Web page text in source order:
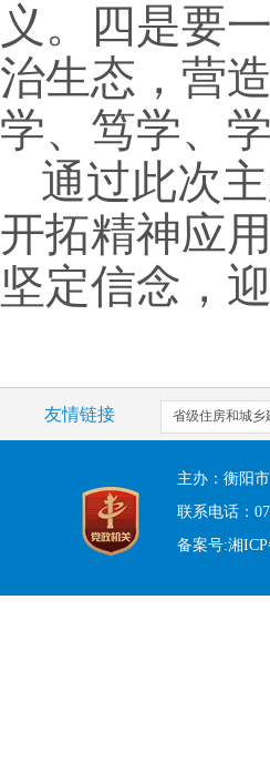
义。四是要
治生态，营
学、笃学、
通过此次
开拓精神应
坚定信念，
友情链接
主办：衡阳
联系电话：
备案号:湘ICP